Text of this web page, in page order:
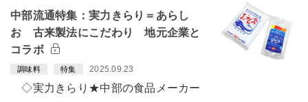
中部流通特集：実力きらり＝あらし
お 古来製法にこだわり 地元企業と
コラボ
調味料 特集 2025.09.23
◇実力きらり★中部の食品メーカー